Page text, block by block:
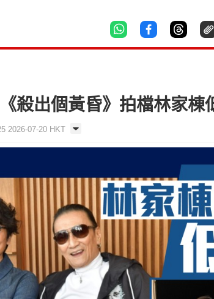
殺出個黃昏》拍檔林家
2026-07-20 HKT